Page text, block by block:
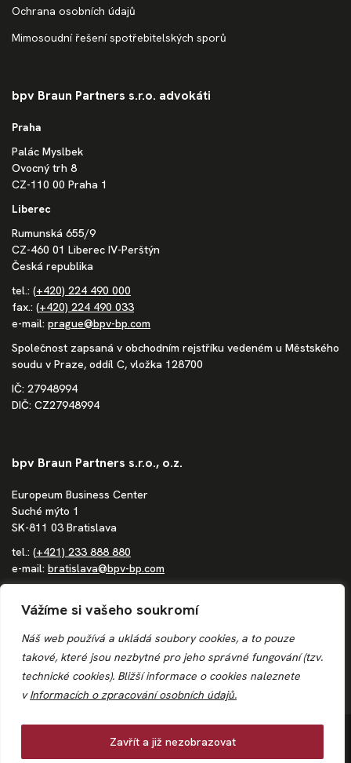
Vážíme si vašeho soukromí
Náš web používá a ukládá soubory cookies, a to pouze
takové, které jsou nezbytné pro jeho správné fungování (tzv.
technické cookies). Bližší informace o cookies naleznete
vInformacích o zpracování osobních údajů.
Zavřít a již nezobrazovat
Ochrana osobních údajů
Mimosoudní řešení spotřebitelských sporů
bpv Braun Partners s.r.o. advokáti
Praha
Palác Myslbek
Ovocný trh 8
CZ-110 00 Praha 1
Liberec
Rumunská 655/9
CZ-460 01 Liberec IV-Perštýn
Česká republika
tel.: (+420) 224 490 000
fax.: (+420) 224 490 033
e-mail: prague@bpv-bp.com
Společnost zapsaná v obchodním rejstříku vedeném u Městského
soudu v Praze, oddíl C, vložka 128700
IČ: 27948994
DIČ: CZ27948994
bpv Braun Partners s.r.o., o.z.
Europeum Business Center
Suché mýto 1
SK-811 03 Bratislava
tel.: (+421) 233 888 880
e-mail: bratislava@bpv-bp.com
soudem Bratislava III, oddíl Po, vložka 1683/B
IČ: 36862207
DIČ: 4020244250
IČ DPH: SK4020244250